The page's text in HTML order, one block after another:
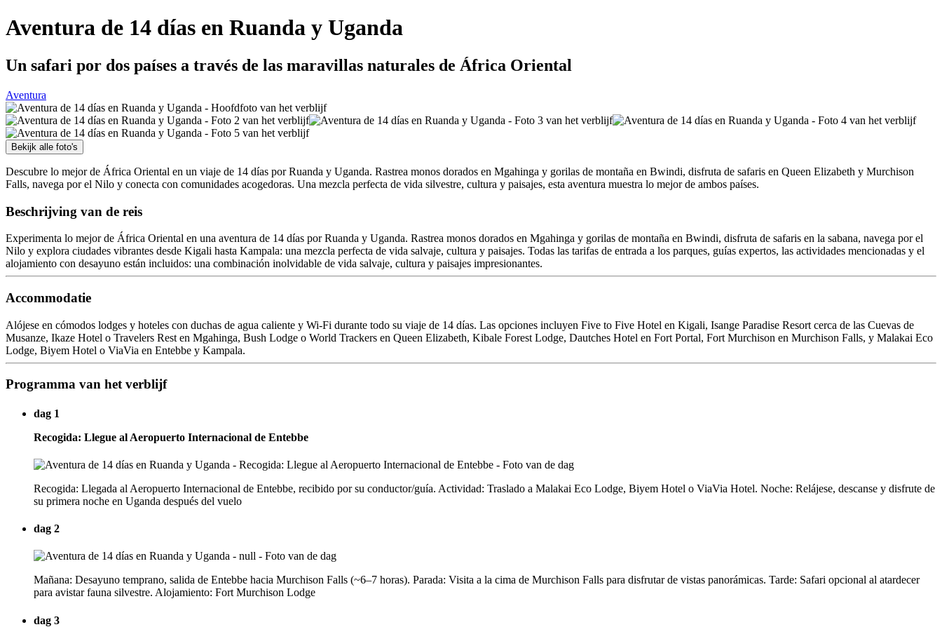
Aventura de 14 días en Ruanda y Uganda
Un safari por dos países a través de las maravillas naturales de África Oriental
Aventura
Bekijk alle foto's
Descubre lo mejor de África Oriental en un viaje de 14 días por Ruanda y Uganda. Rastrea monos dorados en Mgahinga y gorilas de montaña en Bwindi, disfruta de safaris en Queen Elizabeth y Murchison
Falls, navega por el Nilo y conecta con comunidades acogedoras. Una mezcla perfecta de vida silvestre, cultura y paisajes, esta aventura muestra lo mejor de ambos países.
Beschrijving van de reis
Experimenta lo mejor de África Oriental en una aventura de 14 días por Ruanda y Uganda. Rastrea monos dorados en Mgahinga y gorilas de montaña en Bwindi, disfruta de safaris en la sabana, navega por el
Nilo y explora ciudades vibrantes desde Kigali hasta Kampala: una mezcla perfecta de vida salvaje, cultura y paisajes. Todas las tarifas de entrada a los parques, guías expertos, las actividades mencionadas y el
alojamiento con desayuno están incluidos: una combinación inolvidable de vida salvaje, cultura y paisajes impresionantes.
Accommodatie
Alójese en cómodos lodges y hoteles con duchas de agua caliente y Wi-Fi durante todo su viaje de 14 días. Las opciones incluyen Five to Five Hotel en Kigali, Isange Paradise Resort cerca de las Cuevas de
Musanze, Ikaze Hotel o Travelers Rest en Mgahinga, Bush Lodge o World Trackers en Queen Elizabeth, Kibale Forest Lodge, Dautches Hotel en Fort Portal, Fort Murchison en Murchison Falls, y Malakai Eco
Lodge, Biyem Hotel o ViaVia en Entebbe y Kampala.
Programma van het verblijf
dag 1
Recogida: Llegue al Aeropuerto Internacional de Entebbe
Recogida: Llegada al Aeropuerto Internacional de Entebbe, recibido por su conductor/guía. Actividad: Traslado a Malakai Eco Lodge, Biyem Hotel o ViaVia Hotel. Noche: Relájese, descanse y disfrute de
su primera noche en Uganda después del vuelo
dag 2
Mañana: Desayuno temprano, salida de Entebbe hacia Murchison Falls (~6–7 horas). Parada: Visita a la cima de Murchison Falls para disfrutar de vistas panorámicas. Tarde: Safari opcional al atardecer
para avistar fauna silvestre. Alojamiento: Fort Murchison Lodge
dag 3